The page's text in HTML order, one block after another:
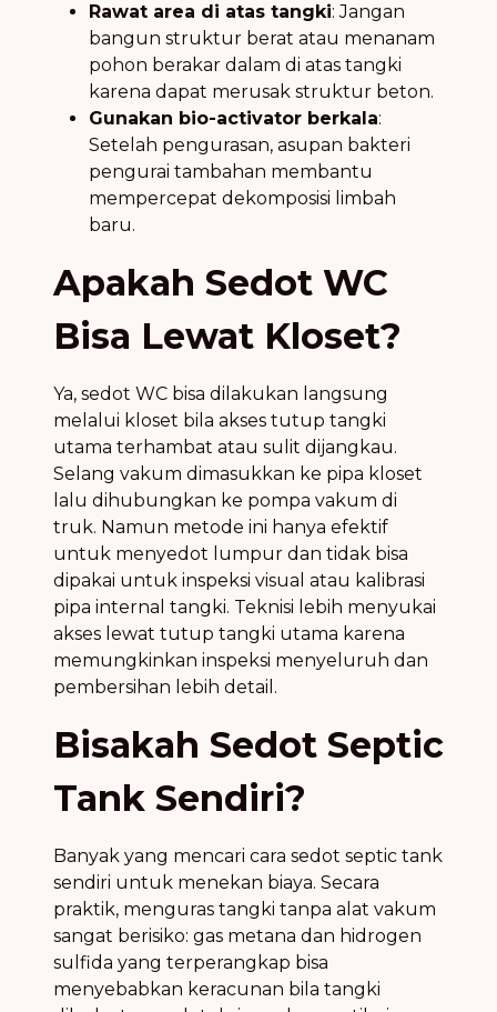
Rawat area di atas tangki: Jangan
bangun struktur berat atau menanam
pohon berakar dalam di atas tangki
karena dapat merusak struktur beton.
Gunakan bio-activator berkala:
Setelah pengurasan, asupan bakteri
pengurai tambahan membantu
mempercepat dekomposisi limbah
baru.
Apakah Sedot WC
Bisa Lewat Kloset?
Ya, sedot WC bisa dilakukan langsung
melalui kloset bila akses tutup tangki
utama terhambat atau sulit dijangkau.
Selang vakum dimasukkan ke pipa kloset
lalu dihubungkan ke pompa vakum di
truk. Namun metode ini hanya efektif
untuk menyedot lumpur dan tidak bisa
dipakai untuk inspeksi visual atau kalibrasi
pipa internal tangki. Teknisi lebih menyukai
akses lewat tutup tangki utama karena
memungkinkan inspeksi menyeluruh dan
pembersihan lebih detail.
Bisakah Sedot Septic
Tank Sendiri?
Banyak yang mencari cara sedot septic tank
sendiri untuk menekan biaya. Secara
praktik, menguras tangki tanpa alat vakum
sangat berisiko: gas metana dan hidrogen
sulfida yang terperangkap bisa
menyebabkan keracunan bila tangki